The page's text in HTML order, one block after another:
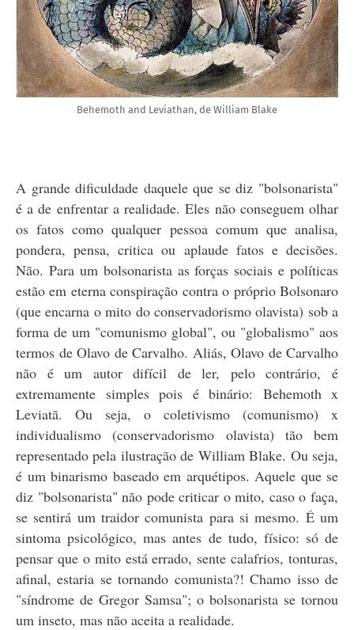
Behemoth and Leviathan, de William Blake
A grande dificuldade daquele que se diz "bolsonarista"
é a de enfrentar a realidade. Eles não conseguem olhar
os fatos como qualquer pessoa comum que analisa,
pondera, pensa, critica ou aplaude fatos e decisões.
Não. Para um bolsonarista as forças sociais e políticas
estão em eterna conspiração contra o próprio Bolsonaro
(que encarna o mito do conservadorismo olavista) sob a
forma de um "comunismo global", ou "globalismo" aos
termos de Olavo de Carvalho. Aliás, Olavo de Carvalho
não é um autor difícil de ler, pelo contrário, é
extremamente simples pois é binário: Behemoth x
Leviatã. Ou seja, o coletivismo (comunismo) x
individualismo (conservadorismo olavista) tão bem
representado pela ilustração de William Blake. Ou seja,
é um binarismo baseado em arquétipos. Aquele que se
diz "bolsonarista" não pode criticar o mito, caso o faça,
se sentirá um traidor comunista para si mesmo. É um
sintoma psicológico, mas antes de tudo, físico: só de
pensar que o mito está errado, sente calafrios, tonturas,
afinal, estaria se tornando comunista?! Chamo isso de
"síndrome de Gregor Samsa"; o bolsonarista se tornou
um inseto, mas não aceita a realidade.